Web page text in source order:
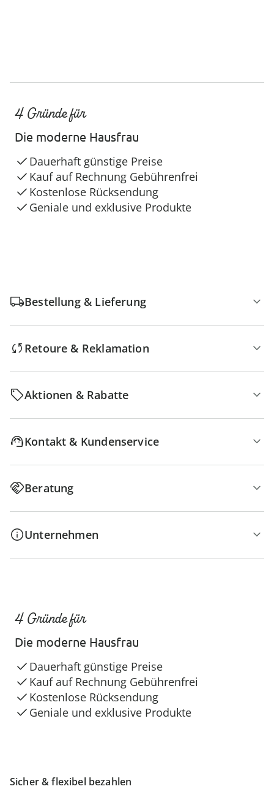
4 Gründe für
Die moderne Hausfrau
Dauerhaft günstige Preise
Kauf auf Rechnung Gebührenfrei
Kostenlose Rücksendung
Geniale und exklusive Produkte
Bestellung & Lieferung
Retoure & Reklamation
Aktionen & Rabatte
Kontakt & Kundenservice
Beratung
Unternehmen
Sicher & flexibel bezahlen
4 Gründe für
Die moderne Hausfrau
Dauerhaft günstige Preise
Kauf auf Rechnung Gebührenfrei
Kostenlose Rücksendung
Geniale und exklusive Produkte